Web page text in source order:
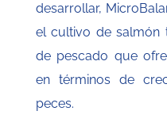
desarrollar,
el cultivo de salmón
de pescado que
en términos de
peces.